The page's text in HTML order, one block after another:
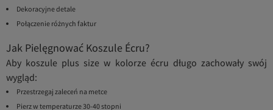
Dekoracyjne detale
Połączenie różnych faktur
Jak Pielęgnować Koszule Écru?
Aby koszule plus size w kolorze écru długo zachowały swój
wygląd:
Przestrzegaj zaleceń na metce
Pierz w temperaturze 30-40 stopni